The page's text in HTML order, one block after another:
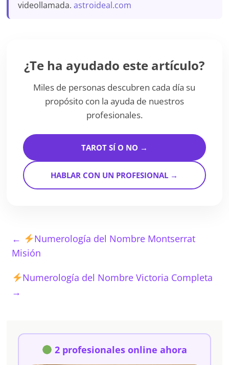
videollamada.astroideal.com
¿Te ha ayudado este artículo?
Miles de personas descubren cada día su
propósito con la ayuda de nuestros
profesionales.
TAROT SÍ O NO →
HABLAR CON UN PROFESIONAL →
←
Numerología del Nombre Montserrat
Misión
Numerología del Nombre Victoria Completa
→
2 profesionales online ahora